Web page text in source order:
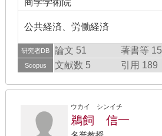
商学学術院
公共経済、労働経済
研究者DB 論文 51 著書等 15
Scopus 文献数 5 引用 189
ウカイ シンイチ
鵜飼 信一